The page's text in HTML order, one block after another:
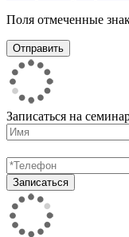
Поля отмеченные
Записаться на